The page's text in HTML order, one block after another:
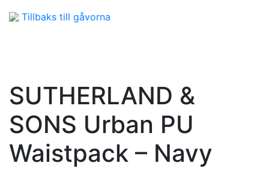
Tillbaks till gåvorna
SUTHERLAND &
SONS Urban PU
Waistpack – Navy